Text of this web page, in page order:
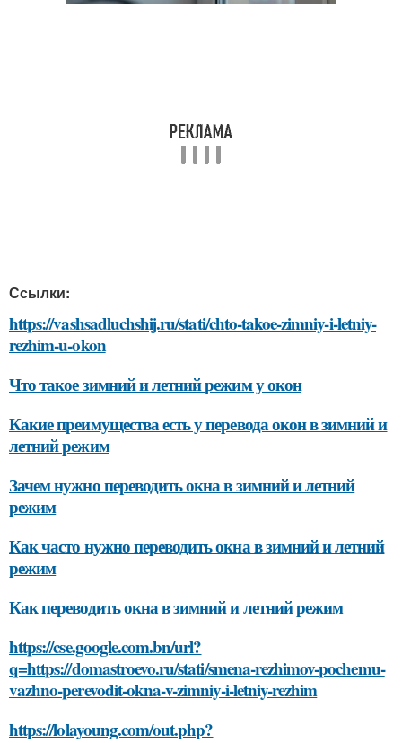
Ссылки:
https://vashsadluchshij.ru/stati/chto-takoe-zimniy-i-letniy-
rezhim-u-okon
Что такое зимний и летний режим у окон
Какие преимущества есть у перевода окон в зимний и
летний режим
Зачем нужно переводить окна в зимний и летний
режим
Как часто нужно переводить окна в зимний и летний
режим
Как переводить окна в зимний и летний режим
https://cse.google.com.bn/url?
q=https://domastroevo.ru/stati/smena-rezhimov-pochemu-
vazhno-perevodit-okna-v-zimniy-i-letniy-rezhim
https://lolayoung.com/out.php?